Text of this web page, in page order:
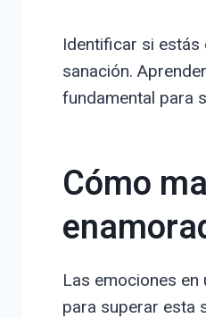
Identificar si estás
sanación.
fundamental para
Cómo
Las emociones
para superar esta